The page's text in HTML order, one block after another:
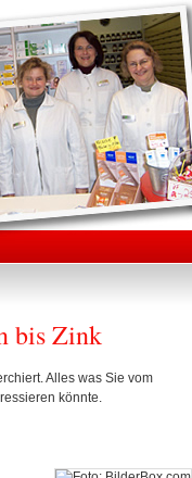
bis Zink
Alles was Sie vom
könnte.